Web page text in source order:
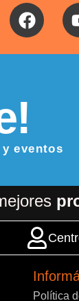
eventos
Política